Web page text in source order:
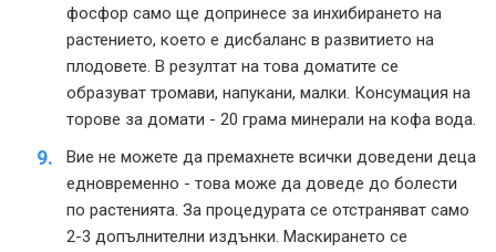
фосфор само ще допринесе за инхибирането на
растението, което е дисбаланс в развитието на
плодовете. В резултат на това доматите се
образуват тромави, напукани, малки. Консумация на
торове за домати - 20 грама минерали на кофа вода.
Вие не можете да премахнете всички доведени деца
едновременно - това може да доведе до болести
по растенията. За процедурата се отстраняват само
2-3 допълнителни издънки. Маскирането се